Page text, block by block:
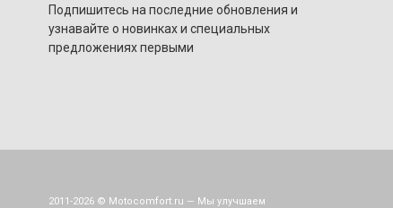
Подпишитесь на последние обновления и
узнавайте о новинках и специальных
предложениях первыми
2011-2026 © Motocomfort.ru — Мы улучшаем